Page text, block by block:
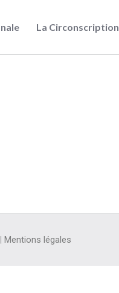
La Circonscription
|Mentions légales